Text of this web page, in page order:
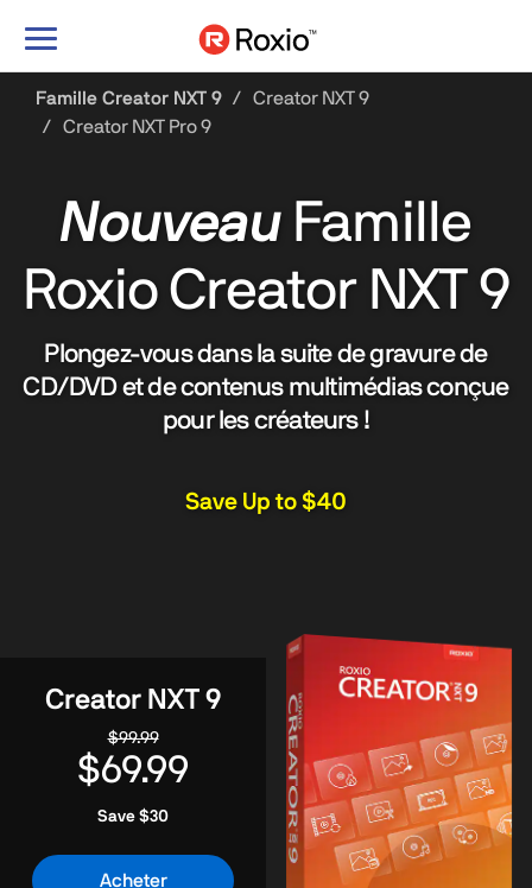
Basculer
mode
de
Famille Creator NXT 9
Creator NXT 9
Creator NXT Pro 9
NouveauFamille
Roxio Creator NXT 9
Plongez-vous dans la suite de gravure de
CD/DVD et de contenus multimédias conçue
pour les créateurs !
Save Up to $40
Creator NXT 9
$99.99
$69.99
Save $30
Acheter